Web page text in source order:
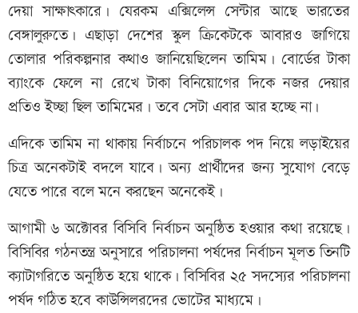
দেয়া সাক্ষাৎকারে। যেরকম এক্সিলেন্স সেন্টার আছে ভারতের
বেঙ্গালুরুতে। এছাড়া দেশের স্কুল ক্রিকেটকে আবারও জাগিয়ে
তোলার পরিকল্পনার কথাও জানিয়েছিলেন তামিম। বোর্ডের টাকা
ব্যাংকে ফেলে না রেখে টাকা বিনিয়োগের দিকে নজর দেয়ার
প্রতিও ইচ্ছা ছিল তামিমের। তবে সেটা এবার আর হচ্ছে না।
এদিকে তামিম না থাকায় নির্বাচনে পরিচালক পদ নিয়ে লড়াইয়ের
চিত্র অনেকটাই বদলে যাবে। অন্য প্রার্থীদের জন্য সুযোগ বেড়ে
যেতে পারে বলে মনে করছেন অনেকেই।
আগামী ৬ অক্টোবর বিসিবি নির্বাচন অনুষ্ঠিত হওয়ার কথা রয়েছে।
বিসিবির গঠনতন্ত্র অনুসারে পরিচালনা পর্ষদের নির্বাচন মূলত তিনটি
ক্যাটাগরিতে অনুষ্ঠিত হয়ে থাকে। বিসিবির ২৫ সদস্যের পরিচালনা
পর্ষদ গঠিত হবে কাউন্সিলরদের ভোটের মাধ্যমে।